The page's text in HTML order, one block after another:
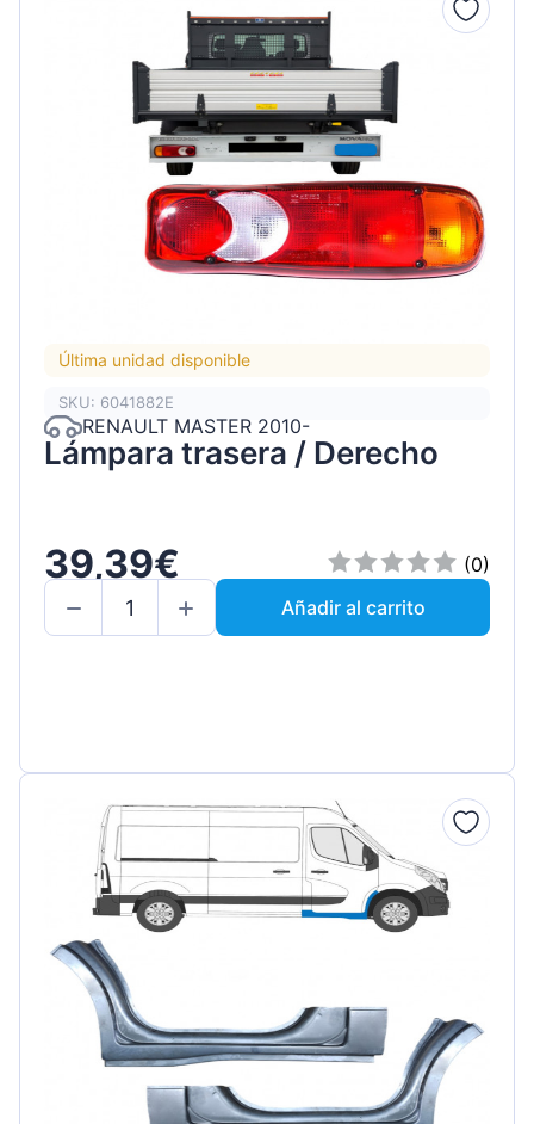
Última unidad disponible
SKU: 6041882E
RENAULT MASTER 2010-
Lámpara trasera / Derecho
39,39€
(0)
Añadir al carrito